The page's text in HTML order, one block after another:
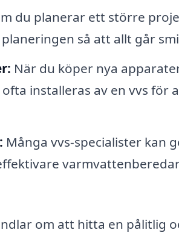
du planerar ett större
så att allt går
När du köper nya
installeras av en vvs för
Många vvs-specialister kan
om att hitta en pålitlig